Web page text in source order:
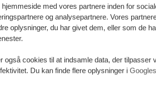
med vores partnere inden for
og analysepartnere. Vores
oplysninger, du har givet dem, eller som de
også cookies til at indsamle data, der tilpasser
Du kan finde flere oplysninger i
TILBUD